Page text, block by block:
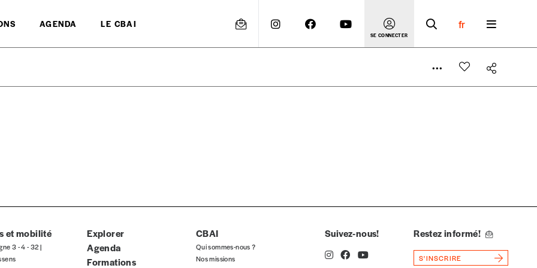
AGENDA LE CBAI
SE CONNECTER
fr
indicatif. De cette manière, vous soutenez le travail de l’équipe de rédaction selon vos moyens et vos motivations.
et mobilité
3 - 4 - 32 |
Explorer
Agenda
Formations
CBAI
Qui sommes-nous ?
Nos missions
Suivez-nous! Restez informé!
S'INSCRIRE